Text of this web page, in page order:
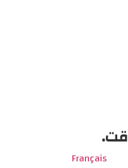
Français